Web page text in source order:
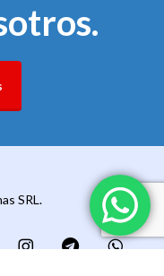
SRL.
instagramtelegramwhatsapp